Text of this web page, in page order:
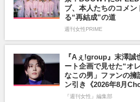
ブ、本人たちのコメン
る“再結成”の道
週刊女性PRIME
『Aぇ!group』末澤誠
ート企画で見せた“オ
なこの男」ファンの擁
ン引き《2026年8月
『週刊女性』編集部